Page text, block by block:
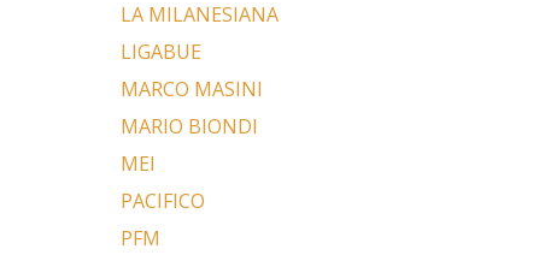
LA MILANESIANA
LIGABUE
MARCO MASINI
MARIO BIONDI
MEI
PACIFICO
PFM